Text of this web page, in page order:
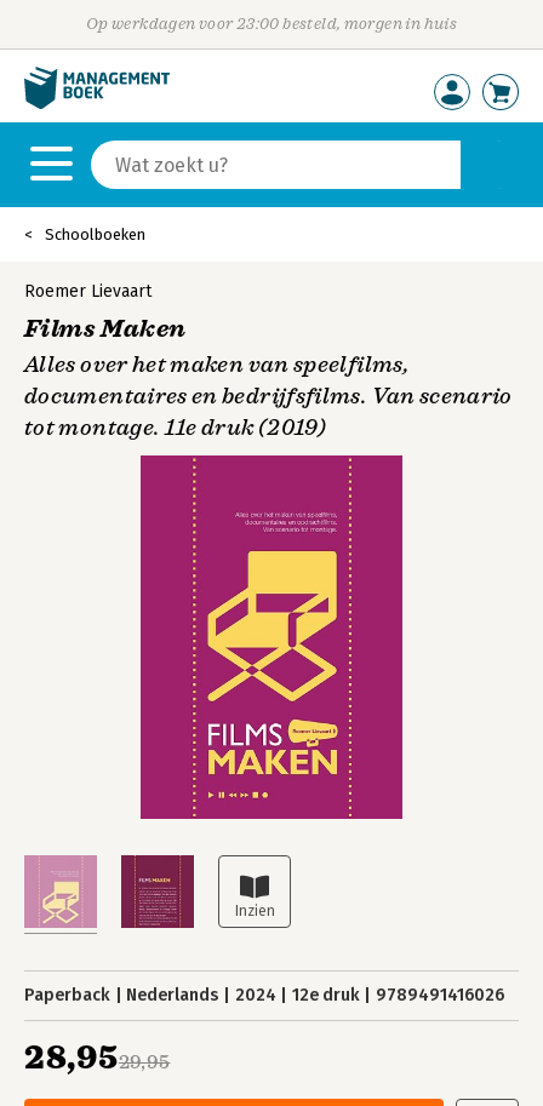
Op werkdagen voor 23:00 besteld, morgen in huis
Schoolboeken
Roemer Lievaart
Films Maken
Alles over het maken van speelfilms,
documentaires en bedrijfsfilms. Van scenario
tot montage. 11e druk (2019)
Paperback Nederlands 2024 12e druk 9789491416026
29,95
28,95